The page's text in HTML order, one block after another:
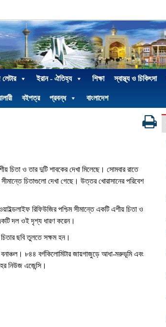
ইরান - ঐতিহ্য শিক্ষা স্বাস্থ্য ও চিকিৎসা
বইপত্র প্রবন্ধ বাংলাদেশ
চিতা ও তার দুটি শাবকের দেখা মিলেছে। সোমবার রাতে
সীমান্তে চিতাগুলো দেখা গেছে। উত্তর খোরাসানের পরিবেশ
রিফিউজির পশ্চিম সীমান্তে একটি এশীয় চিতা ও
দল ওই দৃশ্য ধারণ করেন।
ছবি তুলতে সক্ষম হন।
বনাঞ্চল। ৮৪৪ বর্গকিলোমিটার জায়গাজুড়ে আধা-মরুভূমি এবং
নিউজ এজেন্সি।